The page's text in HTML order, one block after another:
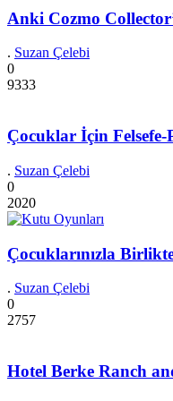
Anki Cozmo
. Suzan Çelebi
0
9333
Çocuklar İçin Felsefe-
. Suzan Çelebi
0
2020
Çocuklarınızla
. Suzan Çelebi
0
2757
Hotel Berke Ranch